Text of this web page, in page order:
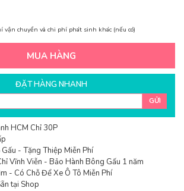
vận chuyển và chi phí phát sinh khác (nếu có)
MUA HÀNG
ĐẶT HÀNG NHANH
GỬI
HCM Chỉ 30P
- Tặng Thiệp Miễn Phí
Vĩnh Viễn - Bảo Hành Bông Gấu 1 năm
- Có Chỗ Để Xe Ô Tô Miễn Phí
tại Shop